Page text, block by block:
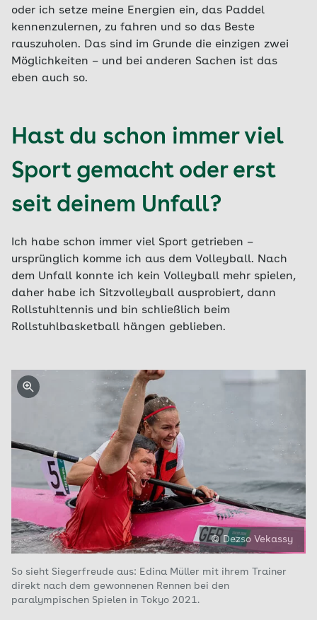
oder ich setze meine Energien ein, das Paddel
kennenzulernen, zu fahren und so das Beste
rauszuholen. Das sind im Grunde die einzigen zwei
Möglichkeiten – und bei anderen Sachen ist das
eben auch so.
Hast du schon immer viel
Sport gemacht oder erst
seit deinem Unfall?
Ich habe schon immer viel Sport getrieben –
ursprünglich komme ich aus dem Volleyball. Nach
dem Unfall konnte ich kein Volleyball mehr spielen,
daher habe ich Sitzvolleyball ausprobiert, dann
Rollstuhltennis und bin schließlich beim
Rollstuhlbasketball hängen geblieben.
© Dezso Vekassy
So sieht Siegerfreude aus: Edina Müller mit ihrem Trainer
direkt nach dem gewonnenen Rennen bei den
paralympischen Spielen in Tokyo 2021.